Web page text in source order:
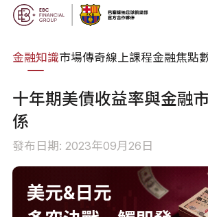
金融知識市場傳奇線上課程金融焦點
十年期美債收益率與金融
係
發布日期: 2023年09月26日